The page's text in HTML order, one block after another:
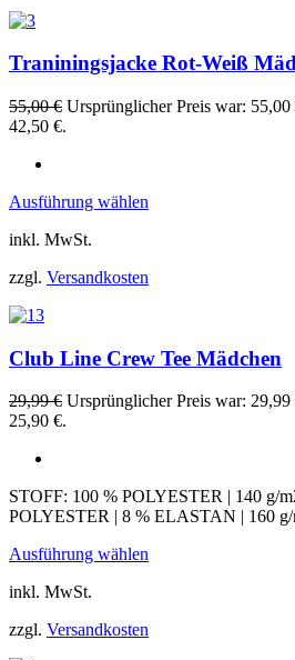
Traniningsjacke Rot-Weiß
55,00€ Ursprünglicher Preis war: 55,00
42,50 €.
Ausführung wählen
inkl. MwSt.
zzgl. Versandkosten
Club Line Crew Tee Mädchen
29,99€ Ursprünglicher Preis war: 29,99
25,90 €.
STOFF: 100 % POLYESTER | 140 g/
POLYESTER | 8 % ELASTAN | 160
Ausführung wählen
inkl. MwSt.
zzgl. Versandkosten